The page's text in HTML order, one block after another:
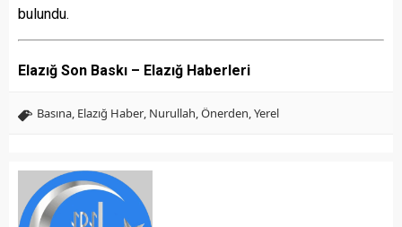
bulundu.
Elazığ Son Baskı – Elazığ Haberleri
Basına Elazığ Haber Nurullah Önerden Yerel